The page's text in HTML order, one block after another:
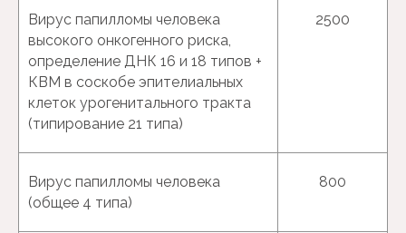
Вирус папилломы человека
высокого онкогенного риска,
oпределение ДНК 16 и 18 типов +
КВМ в соскобе эпителиальных
клеток урогенитального тракта
(типирование 21 типа)
2500
Вирус папилломы человека
(общее 4 типа)
800